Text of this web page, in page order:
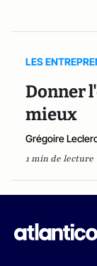
LES
Donner
mieux
Grégoire
1 min de lecture